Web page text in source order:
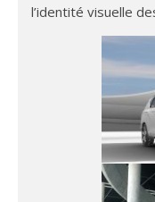
l’identité visuelle